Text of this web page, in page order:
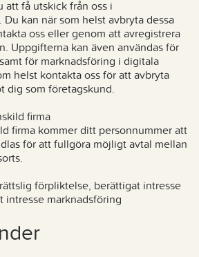
att få utskick från oss i
kan när som helst avbryta dessa
oss eller genom att avregistrera
Uppgifterna kan även användas för
för marknadsföring i digitala
helst kontakta oss för att avbryta
dig som företagskund.
firma
firma kommer ditt personnummer att
för att fullgöra möjligt avtal mellan
förpliktelse, berättigat intresse
intresse marknadsföring